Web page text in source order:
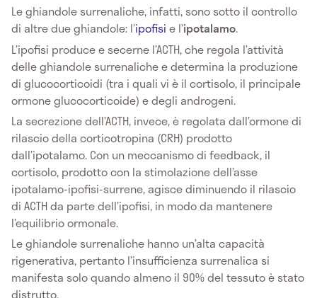
Le ghiandole surrenaliche, infatti, sono sotto il controllo
di altre due ghiandole: l’ipofisi e l’ipotalamo.
L’ipofisi produce e secerne l’ACTH, che regola l’attività
delle ghiandole surrenaliche e determina la produzione
di glucocorticoidi (tra i quali vi è il cortisolo, il principale
ormone glucocorticoide) e degli androgeni.
La secrezione dell’ACTH, invece, è regolata dall’ormone di
rilascio della corticotropina (CRH) prodotto
dall’ipotalamo. Con un meccanismo di feedback, il
cortisolo, prodotto con la stimolazione dell’asse
ipotalamo-ipofisi-surrene, agisce diminuendo il rilascio
di ACTH da parte dell’ipofisi, in modo da mantenere
l’equilibrio ormonale.
Le ghiandole surrenaliche hanno un’alta capacità
rigenerativa, pertanto l’insufficienza surrenalica si
manifesta solo quando almeno il 90% del tessuto è stato
distrutto.